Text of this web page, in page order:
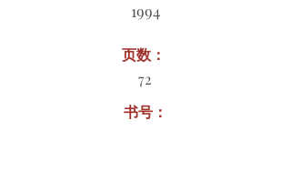
1994
页数：
72
书号：